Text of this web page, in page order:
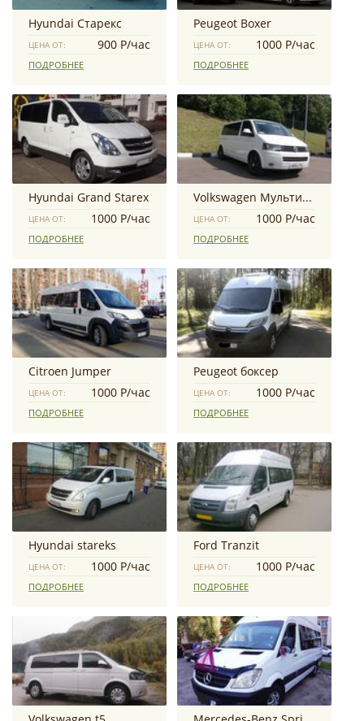
Hyundai Старекс
ЦЕНА ОТ: 900 Р/час
ПОДРОБНЕЕ
Peugeot Boxer
ЦЕНА ОТ: 1000 Р/час
ПОДРОБНЕЕ
Hyundai Grand Starex
ЦЕНА ОТ: 1000 Р/час
ПОДРОБНЕЕ
Volkswagen Мультивен
ЦЕНА ОТ: 1000 Р/час
ПОДРОБНЕЕ
Citroen Jumper
ЦЕНА ОТ: 1000 Р/час
ПОДРОБНЕЕ
Peugeot боксер
ЦЕНА ОТ: 1000 Р/час
ПОДРОБНЕЕ
Hyundai stareks
ЦЕНА ОТ: 1000 Р/час
ПОДРОБНЕЕ
Ford Tranzit
ЦЕНА ОТ: 1000 Р/час
ПОДРОБНЕЕ